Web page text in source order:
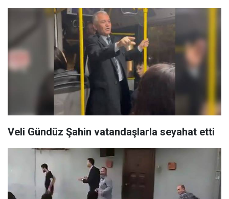
Veli Gündüz Şahin vatandaşlarla seyahat etti